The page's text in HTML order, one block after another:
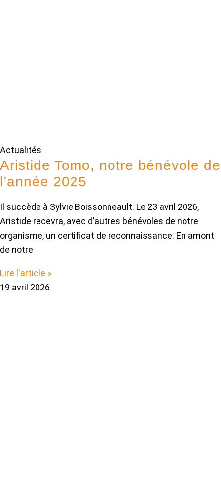
Actualités
Aristide Tomo, notre bénévole de
l’année 2025
Il succède à Sylvie Boissonneault. Le 23 avril 2026,
Aristide recevra, avec d’autres bénévoles de notre
organisme, un certificat de reconnaissance. En amont
de notre
Lire l'article »
19 avril 2026